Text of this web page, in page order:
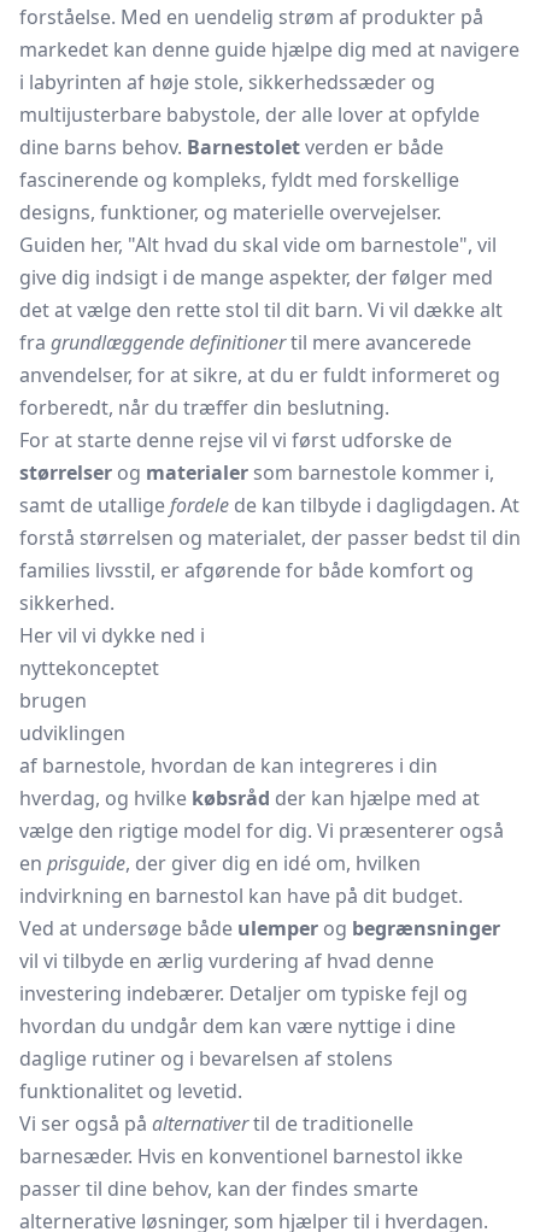
forståelse. Med en uendelig strøm af produkter på
markedet kan denne guide hjælpe dig med at navigere
i labyrinten af høje stole, sikkerhedssæder og
multijusterbare babystole, der alle lover at opfylde
dine barns behov. Barnestoletverden er både
fascinerende og kompleks, fyldt med forskellige
designs, funktioner, og materielle overvejelser.
Guiden her, "Alt hvad du skal vide om barnestole", vil
give dig indsigt i de mange aspekter, der følger med
det at vælge den rette stol til dit barn. Vi vil dække alt
fra grundlæggende definitionertil mere avancerede
anvendelser, for at sikre, at du er fuldt informeret og
forberedt, når du træffer din beslutning.
For at starte denne rejse vil vi først udforske de
størrelser og materialer som barnestole kommer i,
samt de utalligefordele de kan tilbyde i dagligdagen. At
forstå størrelsen og materialet, der passer bedst til din
families livsstil, er afgørende for både komfort og
sikkerhed.
Her vil vi dykke ned i
nyttekonceptet
brugen
udviklingen
af barnestole, hvordan de kan integreres i din
hverdag, og hvilke købsråd der kan hjælpe med at
vælge den rigtige model for dig. Vi præsenterer også
en prisguide, der giver dig en idé om, hvilken
indvirkning en barnestol kan have på dit budget.
Ved at undersøge både ulemper og begrænsninger
vil vi tilbyde en ærlig vurdering af hvad denne
investering indebærer. Detaljer om typiske fejl og
hvordan du undgår dem kan være nyttige i dine
daglige rutiner og i bevarelsen af stolens
funktionalitet og levetid.
Vi ser også på alternativertil de traditionelle
barnesæder. Hvis en konventionel barnestol ikke
passer til dine behov, kan der findes smarte
alternerative løsninger, som hjælper til i hverdagen.